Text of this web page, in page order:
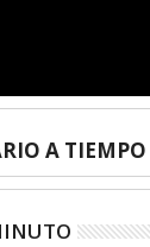
A TIEMPO